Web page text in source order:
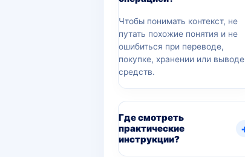
Чтобы понимать контекст, не
путать похожие понятия и не
ошибиться при переводе,
покупке, хранении или выводе
средств.
Где смотреть
практические
инструкции?